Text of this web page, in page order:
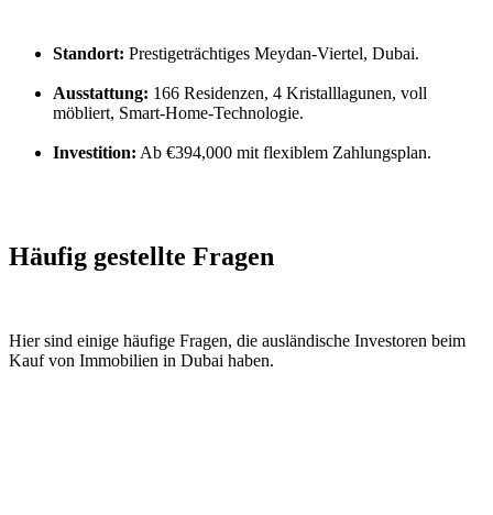
Standort: Prestigeträchtiges Meydan-Viertel, Dubai.
Ausstattung: 166 Residenzen, 4 Kristalllagunen, voll
möbliert, Smart-Home-Technologie.
Investition: Ab €394,000 mit flexiblem Zahlungsplan.
Häufig gestellte Fragen
Hier sind einige häufige Fragen, die ausländische Investoren beim
Kauf von Immobilien in Dubai haben.